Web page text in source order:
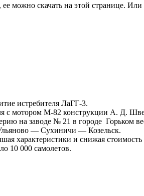
можно скачать на этой странице. Или
истребителя ЛаГГ-3.
с мотором М-82 конструкции А. Д.
на заводе № 21 в городе Горьком
— Сухиничи — Козельск.
характеристики и снижая
10 000 самолетов.